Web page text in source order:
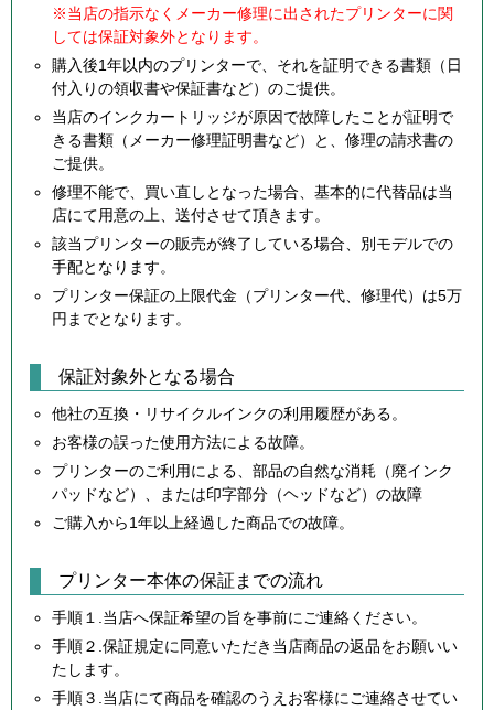
※当店の指示なくメーカー修理に出されたプリンターに関
しては保証対象外となります。
購入後1年以内のプリンターで、それを証明できる書類（日
付入りの領収書や保証書など）のご提供。
当店のインクカートリッジが原因で故障したことが証明で
きる書類（メーカー修理証明書など）と、修理の請求書の
ご提供。
修理不能で、買い直しとなった場合、基本的に代替品は当
店にて用意の上、送付させて頂きます。
該当プリンターの販売が終了している場合、別モデルでの
手配となります。
プリンター保証の上限代金（プリンター代、修理代）は5万
円までとなります。
保証対象外となる場合
他社の互換・リサイクルインクの利用履歴がある。
お客様の誤った使用方法による故障。
プリンターのご利用による、部品の自然な消耗（廃インク
パッドなど）、または印字部分（ヘッドなど）の故障
ご購入から1年以上経過した商品での故障。
プリンター本体の保証までの流れ
手順１.当店へ保証希望の旨を事前にご連絡ください。
手順２.保証規定に同意いただき当店商品の返品をお願いい
たします。
手順３.当店にて商品を確認のうえお客様にご連絡させてい